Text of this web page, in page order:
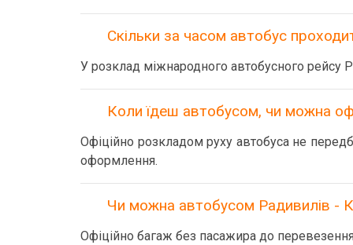
Скільки за часом автобус
У розклад міжнародного автобусного рейсу
Коли їдеш автобусом, чи можна
Офіційно розкладом руху автобуса не
оформлення.
Чи можна автобусом Радивилів -
Офіційно багаж без пасажира до